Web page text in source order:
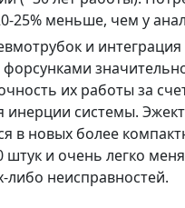
25% меньше, чем у
и интеграция
форсунками
их работы за
инерции системы.
в новых более
штук и очень легко
либо неисправностей.